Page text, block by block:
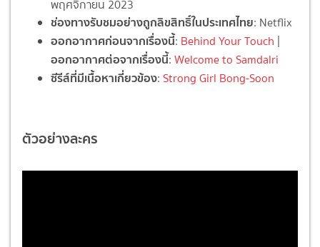
พฤศจิกายน 2023
ช่องทางรับชมอย่างถูกลิขสิทธิ์ในประเทศไทย: Netflix
ออกอากาศก่อนจากเรื่องนี้: Behind Your Touch |
ออกอากาศต่อจากเรื่องนี้: Welcome to Samdalri
ซีรีส์ที่มีเนื้อหาเกี่ยวข้อง: Strong Girl Bong-Soon
ตัวอย่างละคร